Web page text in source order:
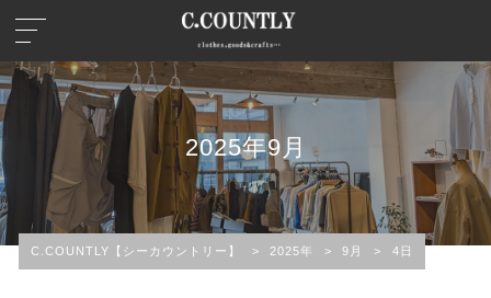
2025年9月
C.COUNTLY【シーカウントリー】 > 2025年 > 9月 > 4日